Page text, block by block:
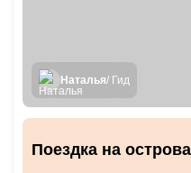
Наталья/ Гид
Поездка на